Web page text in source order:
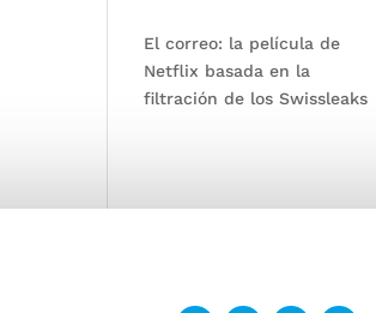
El correo: la película de
Netflix basada en la
filtración de los Swissleaks